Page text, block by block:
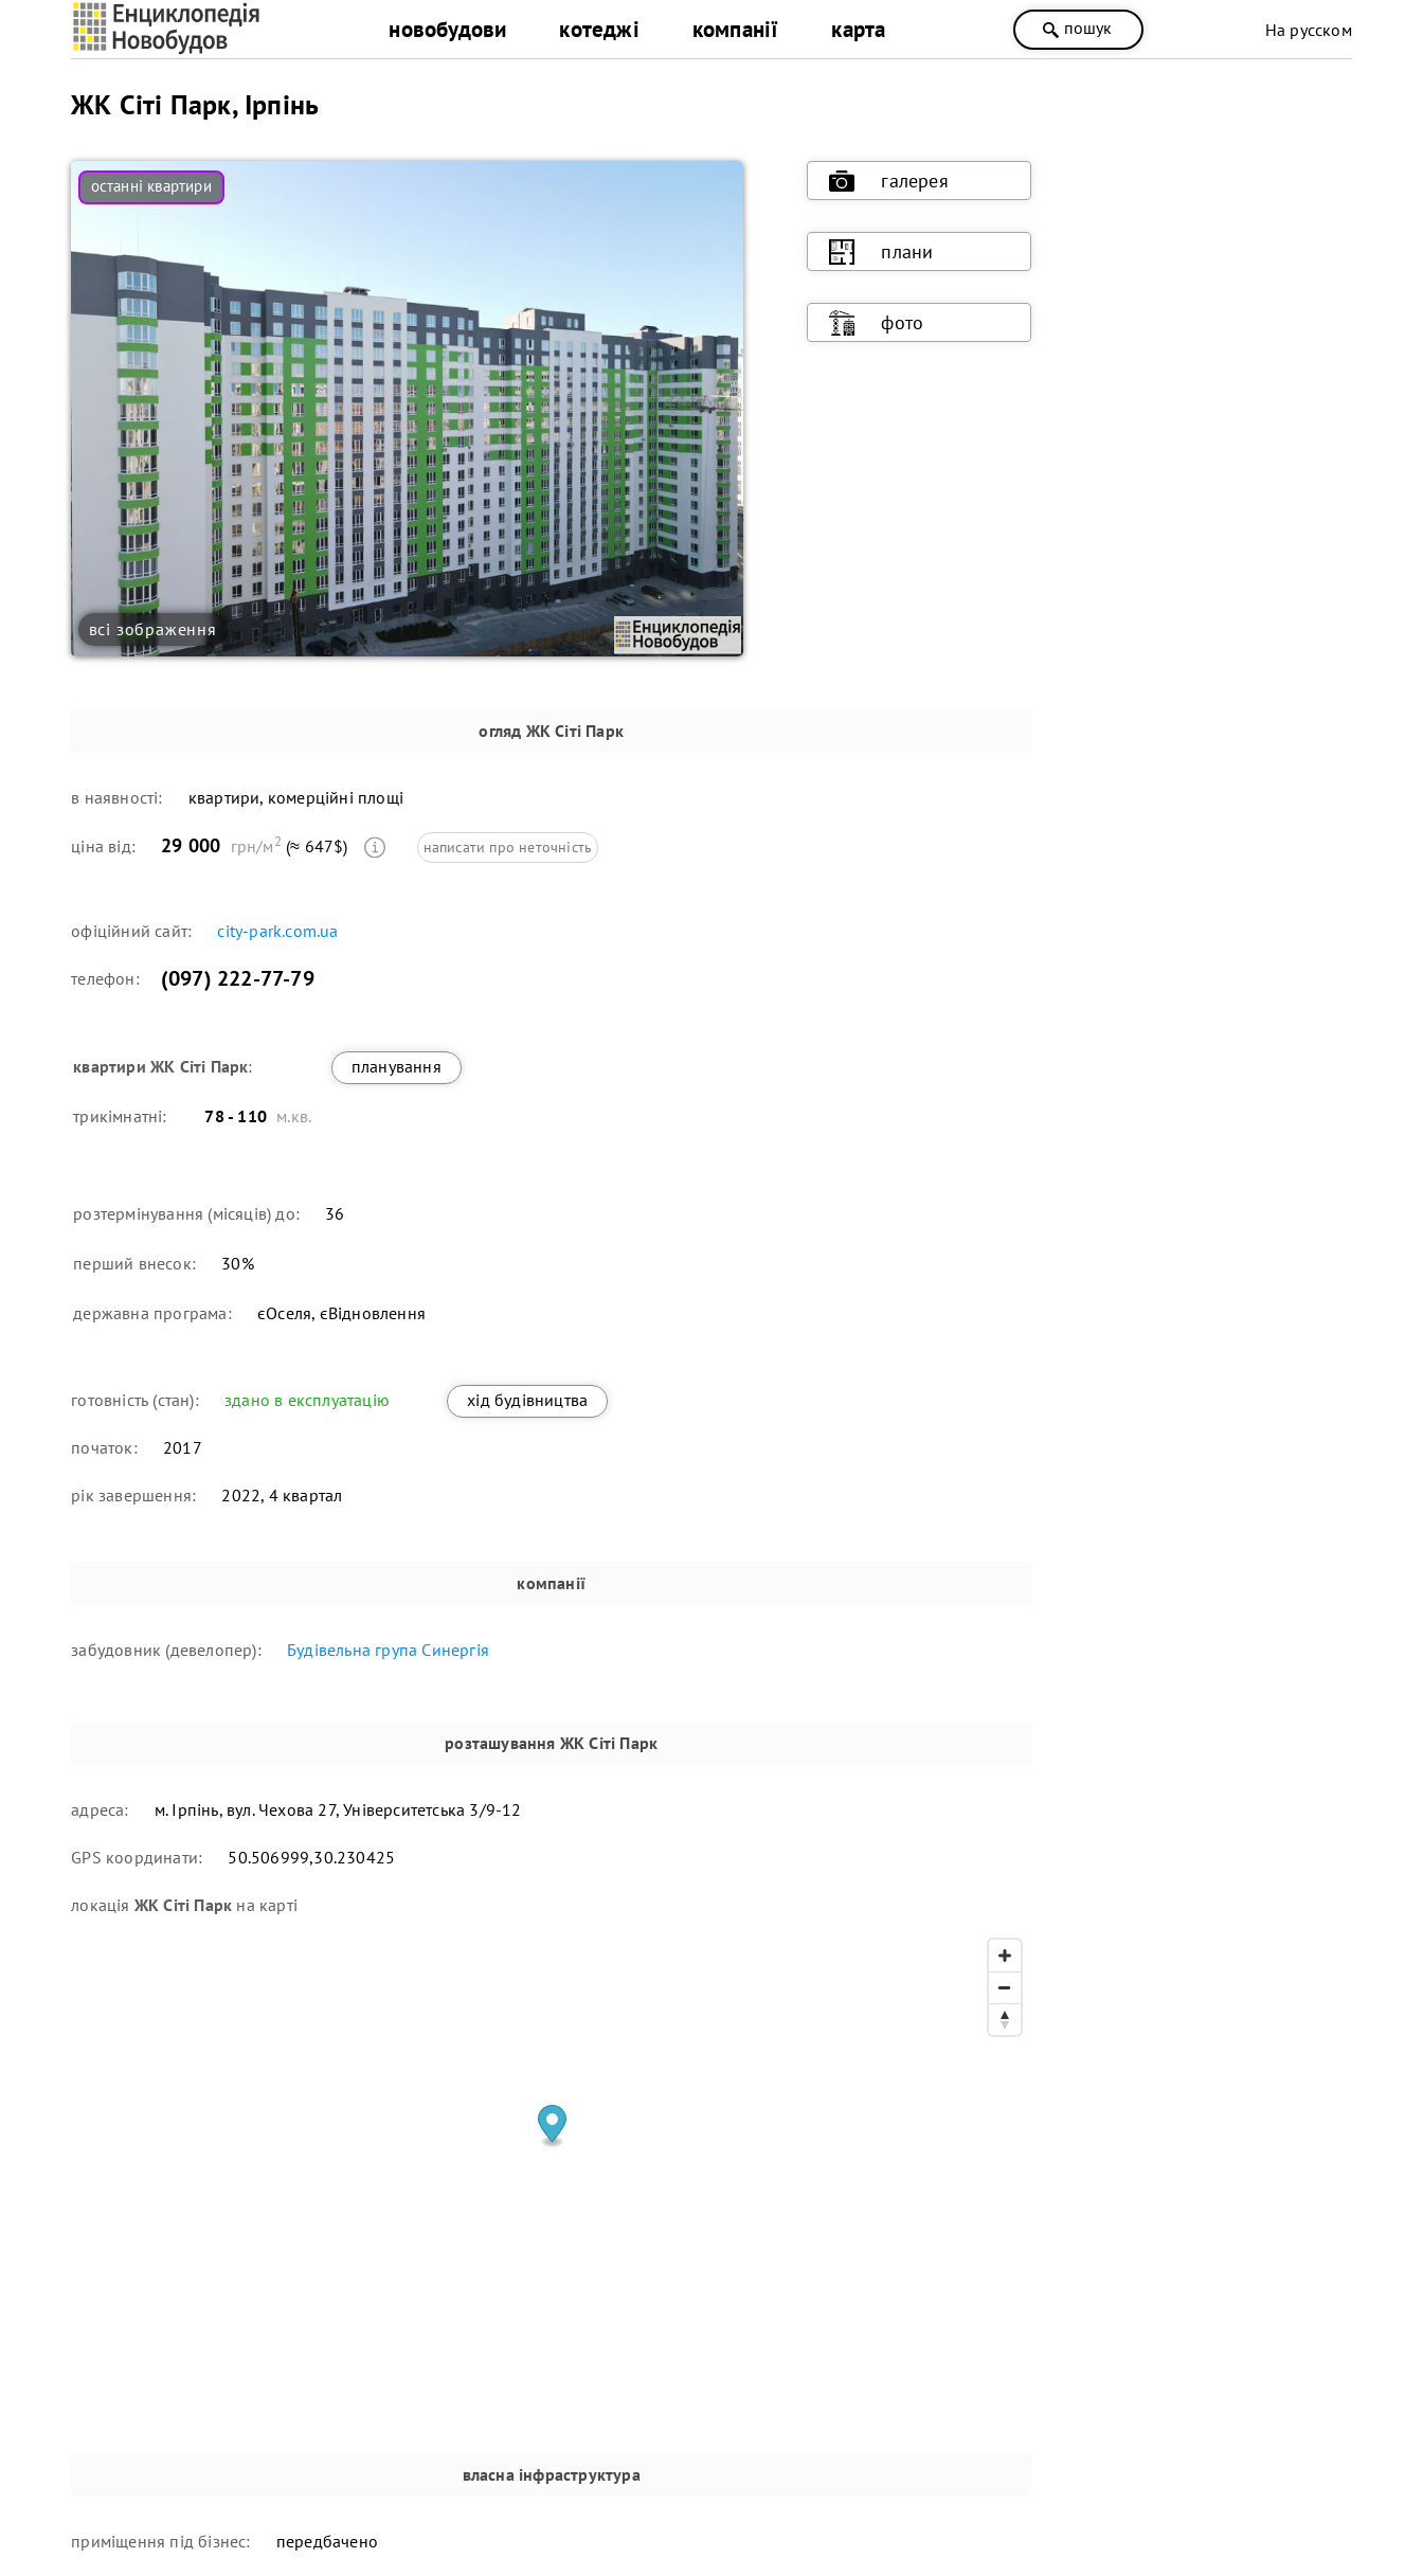
новобудови котеджі компанії карта пошук На русском
ЖК Сіті Парк, Ірпінь
всі зображення
галерея
плани
фото
огляд ЖК Сіті Парк
в наявності: квартири, комерційні площі
ціна від: 29 000 грн/м2 (≈ 647$) написати про неточність
офіційний сайт: city-park.com.ua
телефон: (097) 222-77-79
квартири ЖК Сіті Парк: планування
трикімнатні: 78 - 110 м.кв.
розтермінування (місяців) до: 36
перший внесок: 30%
державна програма: єОселя, єВідновлення
готовність (стан): здано в експлуатацію хід будівництва
початок: 2017
рік завершення: 2022, 4 квартал
компанії
забудовник (девелопер): Будівельна група Синергія
розташування ЖК Сіті Парк
адреса: м. Ірпінь, вул. Чехова 27, Університетська 3/9-12
GPS координати: 50.506999,30.230425
локація ЖК Сіті Парк на карті
власна інфраструктура
приміщення під бізнес: передбачено